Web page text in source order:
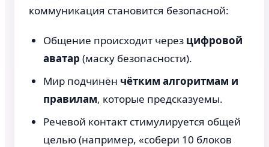
коммуникация становится безопасной:
Общение происходит через цифровой
аватар (маску безопасности).
Мир подчинён чётким алгоритмам и
правилам, которые предсказуемы.
Речевой контакт стимулируется общей
целью (например, «собери 10 блоков